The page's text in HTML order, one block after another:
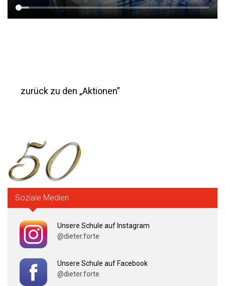
zurück zu den „Aktionen”
Soziale Medien
Unsere Schule auf Instagram
@dieter.forte
Unsere Schule auf Facebook
@dieter.forte